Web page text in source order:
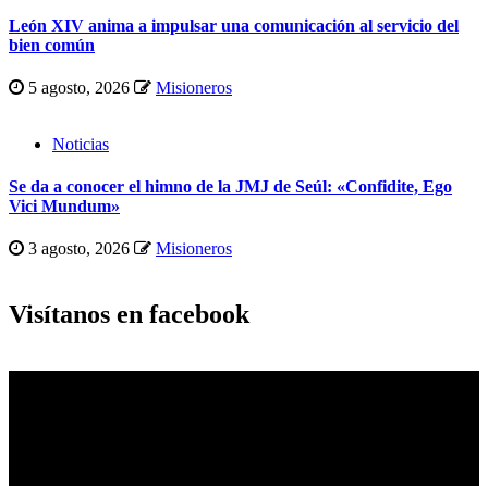
León XIV anima a impulsar una comunicación al servicio del
bien común
5 agosto, 2026 Misioneros
Noticias
Se da a conocer el himno de la JMJ de Seúl: «Confidite, Ego
Vici Mundum»
3 agosto, 2026 Misioneros
Visítanos en facebook